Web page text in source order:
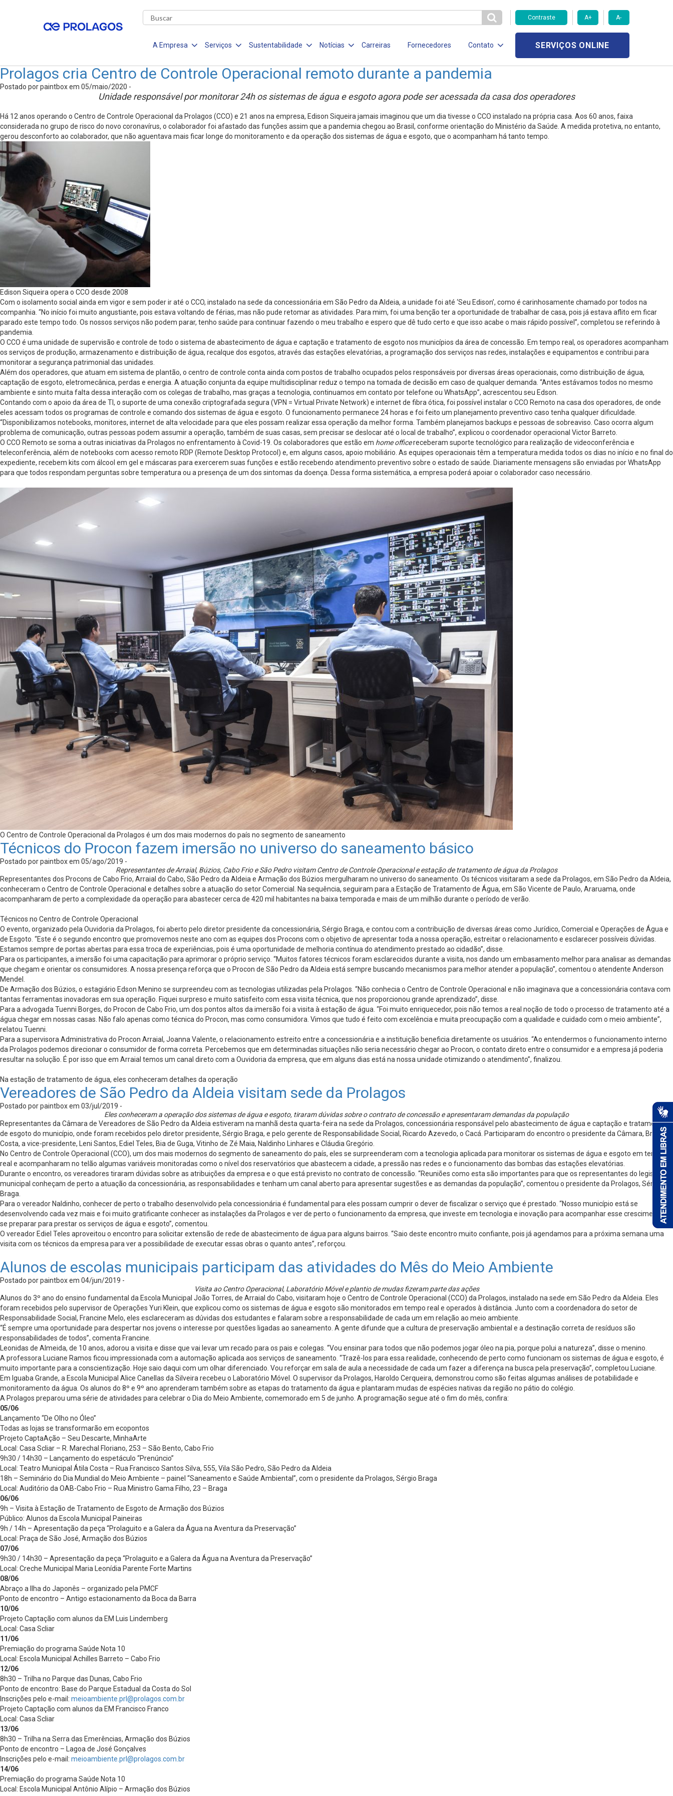
Contraste A+ A-
A Empresa Serviços Sustentabilidade Notícias Carreiras Fornecedores Contato SERVIÇOS ONLINE
Prolagos cria Centro de Controle Operacional remoto durante a pandemia
Postado por paintbox em 05/maio/2020 -
Unidade responsável por monitorar 24h os sistemas de água e esgoto agora pode ser acessada da casa dos operadores
Há 12 anos operando o Centro de Controle Operacional da Prolagos (CCO) e 21 anos na empresa, Edison Siqueira jamais imaginou que um dia tivesse o CCO instalado na própria casa. Aos 60 anos, faixa
considerada no grupo de risco do novo coronavírus, o colaborador foi afastado das funções assim que a pandemia chegou ao Brasil, conforme orientação do Ministério da Saúde. A medida protetiva, no entanto,
gerou desconforto ao colaborador, que não aguentava mais ficar longe do monitoramento e da operação dos sistemas de água e esgoto, que o acompanham há tanto tempo.
Edison Siqueira opera o CCO desde 2008
Com o isolamento social ainda em vigor e sem poder ir até o CCO, instalado na sede da concessionária em São Pedro da Aldeia, a unidade foi até ‘Seu Edison’, como é carinhosamente chamado por todos na
companhia. “No início foi muito angustiante, pois estava voltando de férias, mas não pude retomar as atividades. Para mim, foi uma benção ter a oportunidade de trabalhar de casa, pois já estava aflito em ficar
parado este tempo todo. Os nossos serviços não podem parar, tenho saúde para continuar fazendo o meu trabalho e espero que dê tudo certo e que isso acabe o mais rápido possível”, completou se referindo à
pandemia.
O CCO é uma unidade de supervisão e controle de todo o sistema de abastecimento de água e captação e tratamento de esgoto nos municípios da área de concessão. Em tempo real, os operadores acompanham
os serviços de produção, armazenamento e distribuição de água, recalque dos esgotos, através das estações elevatórias, a programação dos serviços nas redes, instalações e equipamentos e contribui para
monitorar a segurança patrimonial das unidades.
Além dos operadores, que atuam em sistema de plantão, o centro de controle conta ainda com postos de trabalho ocupados pelos responsáveis por diversas áreas operacionais, como distribuição de água,
captação de esgoto, eletromecânica, perdas e energia. A atuação conjunta da equipe multidisciplinar reduz o tempo na tomada de decisão em caso de qualquer demanda. “Antes estávamos todos no mesmo
ambiente e sinto muita falta dessa interação com os colegas de trabalho, mas graças a tecnologia, continuamos em contato por telefone ou WhatsApp”, acrescentou seu Edson.
Contando com o apoio da área de TI, o suporte de uma conexão criptografada segura (VPN = Virtual Private Network) e internet de fibra ótica, foi possível instalar o CCO Remoto na casa dos operadores, de onde
eles acessam todos os programas de controle e comando dos sistemas de água e esgoto. O funcionamento permanece 24 horas e foi feito um planejamento preventivo caso tenha qualquer dificuldade.
“Disponibilizamos notebooks, monitores, internet de alta velocidade para que eles possam realizar essa operação da melhor forma. Também planejamos backups e pessoas de sobreaviso. Caso ocorra algum
problema de comunicação, outras pessoas podem assumir a operação, também de suas casas, sem precisar se deslocar até o local de trabalho”, explicou o coordenador operacional Victor Barreto.
O CCO Remoto se soma a outras iniciativas da Prolagos no enfrentamento à Covid-19. Os colaboradores que estão em home officereceberam suporte tecnológico para realização de videoconferência e
teleconferência, além de notebooks com acesso remoto RDP (Remote Desktop Protocol) e, em alguns casos, apoio mobiliário. As equipes operacionais têm a temperatura medida todos os dias no início e no final do
expediente, recebem kits com álcool em gel e máscaras para exercerem suas funções e estão recebendo atendimento preventivo sobre o estado de saúde. Diariamente mensagens são enviadas por WhatsApp
para que todos respondam perguntas sobre temperatura ou a presença de um dos sintomas da doença. Dessa forma sistemática, a empresa poderá apoiar o colaborador caso necessário.
O Centro de Controle Operacional da Prolagos é um dos mais modernos do país no segmento de saneamento
Técnicos do Procon fazem imersão no universo do saneamento básico
Postado por paintbox em 05/ago/2019 -
Representantes de Arraial, Búzios, Cabo Frio e São Pedro visitam Centro de Controle Operacional e estação de tratamento de água da Prolagos
Representantes dos Procons de Cabo Frio, Arraial do Cabo, São Pedro da Aldeia e Armação dos Búzios mergulharam no universo do saneamento. Os técnicos visitaram a sede da Prolagos, em São Pedro da Aldeia,
conheceram o Centro de Controle Operacional e detalhes sobre a atuação do setor Comercial. Na sequência, seguiram para a Estação de Tratamento de Água, em São Vicente de Paulo, Araruama, onde
acompanharam de perto a complexidade da operação para abastecer cerca de 420 mil habitantes na baixa temporada e mais de um milhão durante o período de verão.
Técnicos no Centro de Controle Operacional
O evento, organizado pela Ouvidoria da Prolagos, foi aberto pelo diretor presidente da concessionária, Sérgio Braga, e contou com a contribuição de diversas áreas como Jurídico, Comercial e Operações de Água e
de Esgoto. “Este é o segundo encontro que promovemos neste ano com as equipes dos Procons com o objetivo de apresentar toda a nossa operação, estreitar o relacionamento e esclarecer possíveis dúvidas.
Estamos sempre de portas abertas para essa troca de experiências, pois é uma oportunidade de melhoria contínua do atendimento prestado ao cidadão”, disse.
Para os participantes, a imersão foi uma capacitação para aprimorar o próprio serviço. “Muitos fatores técnicos foram esclarecidos durante a visita, nos dando um embasamento melhor para analisar as demandas
que chegam e orientar os consumidores. A nossa presença reforça que o Procon de São Pedro da Aldeia está sempre buscando mecanismos para melhor atender a população”, comentou o atendente Anderson
Mendel.
De Armação dos Búzios, o estagiário Edson Menino se surpreendeu com as tecnologias utilizadas pela Prolagos. “Não conhecia o Centro de Controle Operacional e não imaginava que a concessionária contava com
tantas ferramentas inovadoras em sua operação. Fiquei surpreso e muito satisfeito com essa visita técnica, que nos proporcionou grande aprendizado”, disse.
Para a advogada Tuenni Borges, do Procon de Cabo Frio, um dos pontos altos da imersão foi a visita à estação de água. “Foi muito enriquecedor, pois não temos a real noção de todo o processo de tratamento até a
água chegar em nossas casas. Não falo apenas como técnica do Procon, mas como consumidora. Vimos que tudo é feito com excelência e muita preocupação com a qualidade e cuidado com o meio ambiente”,
relatou Tuenni.
Para a supervisora Administrativa do Procon Arraial, Joanna Valente, o relacionamento estreito entre a concessionária e a instituição beneficia diretamente os usuários. “Ao entendermos o funcionamento interno
da Prolagos podemos direcionar o consumidor de forma correta. Percebemos que em determinadas situações não seria necessário chegar ao Procon, o contato direto entre o consumidor e a empresa já poderia
resultar na solução. É por isso que em Arraial temos um canal direto com a Ouvidoria da empresa, que em alguns dias está na nossa unidade otimizando o atendimento”, finalizou.
Na estação de tratamento de água, eles conheceram detalhes da operação
Vereadores de São Pedro da Aldeia visitam sede da Prolagos
Postado por paintbox em 03/jul/2019 -
Eles conheceram a operação dos sistemas de água e esgoto, tiraram dúvidas sobre o contrato de concessão e apresentaram demandas da população
Representantes da Câmara de Vereadores de São Pedro da Aldeia estiveram na manhã desta quarta-feira na sede da Prolagos, concessionária responsável pelo abastecimento de água e captação e tratamento
de esgoto do município, onde foram recebidos pelo diretor presidente, Sérgio Braga, e pelo gerente de Responsabilidade Social, Ricardo Azevedo, o Cacá. Participaram do encontro o presidente da Câmara, Bruno
Costa, a vice-presidente, Leni Santos, Ediel Teles, Bia de Guga, Vitinho de Zé Maia, Naldinho Linhares e Cláudia Gregório.
No Centro de Controle Operacional (CCO), um dos mais modernos do segmento de saneamento do país, eles se surpreenderam com a tecnologia aplicada para monitorar os sistemas de água e esgoto em tempo
real e acompanharam no telão algumas variáveis monitoradas como o nível dos reservatórios que abastecem a cidade, a pressão nas redes e o funcionamento das bombas das estações elevatórias.
Durante o encontro, os vereadores tiraram dúvidas sobre as atribuições da empresa e o que está previsto no contrato de concessão. “Reuniões como esta são importantes para que os representantes do legislativo
municipal conheçam de perto a atuação da concessionária, as responsabilidades e tenham um canal aberto para apresentar sugestões e as demandas da população”, comentou o presidente da Prolagos, Sérgio
Braga.
Para o vereador Naldinho, conhecer de perto o trabalho desenvolvido pela concessionária é fundamental para eles possam cumprir o dever de fiscalizar o serviço que é prestado. “Nosso município está se
desenvolvendo cada vez mais e foi muito gratificante conhecer as instalações da Prolagos e ver de perto o funcionamento da empresa, que investe em tecnologia e inovação para acompanhar esse crescimento e
se preparar para prestar os serviços de água e esgoto”, comentou.
O vereador Ediel Teles aproveitou o encontro para solicitar extensão de rede de abastecimento de água para alguns bairros. “Saio deste encontro muito confiante, pois já agendamos para a próxima semana uma
visita com os técnicos da empresa para ver a possibilidade de executar essas obras o quanto antes”, reforçou.
Alunos de escolas municipais participam das atividades do Mês do Meio Ambiente
Postado por paintbox em 04/jun/2019 -
Visita ao Centro Operacional, Laboratório Móvel e plantio de mudas fizeram parte das ações
Alunos do 3º ano do ensino fundamental da Escola Municipal João Torres, de Arraial do Cabo, visitaram hoje o Centro de Controle Operacional (CCO) da Prolagos, instalado na sede em São Pedro da Aldeia. Eles
foram recebidos pelo supervisor de Operações Yuri Klein, que explicou como os sistemas de água e esgoto são monitorados em tempo real e operados à distância. Junto com a coordenadora do setor de
Responsabilidade Social, Francine Melo, eles esclareceram as dúvidas dos estudantes e falaram sobre a responsabilidade de cada um em relação ao meio ambiente.
“É sempre uma oportunidade para despertar nos jovens o interesse por questões ligadas ao saneamento. A gente difunde que a cultura de preservação ambiental e a destinação correta de resíduos são
responsabilidades de todos”, comenta Francine.
Leonidas de Almeida, de 10 anos, adorou a visita e disse que vai levar um recado para os pais e colegas. “Vou ensinar para todos que não podemos jogar óleo na pia, porque polui a natureza”, disse o menino.
A professora Luciane Ramos ficou impressionada com a automação aplicada aos serviços de saneamento. “Trazê-los para essa realidade, conhecendo de perto como funcionam os sistemas de água e esgoto, é
muito importante para a conscientização. Hoje saio daqui com um olhar diferenciado. Vou reforçar em sala de aula a necessidade de cada um fazer a diferença na busca pela preservação”, completou Luciane.
Em Iguaba Grande, a Escola Municipal Alice Canellas da Silveira recebeu o Laboratório Móvel. O supervisor da Prolagos, Haroldo Cerqueira, demonstrou como são feitas algumas análises de potabilidade e
monitoramento da água. Os alunos do 8º e 9º ano aprenderam também sobre as etapas do tratamento da água e plantaram mudas de espécies nativas da região no pátio do colégio.
A Prolagos preparou uma série de atividades para celebrar o Dia do Meio Ambiente, comemorado em 5 de junho. A programação segue até o fim do mês, confira:
05/06
Lançamento “De Olho no Óleo”
Todas as lojas se transformarão em ecopontos
Projeto CaptaAção – Seu Descarte, MinhaArte
Local: Casa Scliar – R. Marechal Floriano, 253 – São Bento, Cabo Frio
9h30 / 14h30 – Lançamento do espetáculo “Prenúncio”
Local: Teatro Municipal Átila Costa – Rua Francisco Santos Silva, 555, Vila São Pedro, São Pedro da Aldeia
18h – Seminário do Dia Mundial do Meio Ambiente – painel “Saneamento e Saúde Ambiental”, com o presidente da Prolagos, Sérgio Braga
Local: Auditório da OAB-Cabo Frio – Rua Ministro Gama Filho, 23 – Braga
06/06
9h – Visita à Estação de Tratamento de Esgoto de Armação dos Búzios
Público: Alunos da Escola Municipal Paineiras
9h / 14h – Apresentação da peça “Prolaguito e a Galera da Água na Aventura da Preservação”
Local: Praça de São José, Armação dos Búzios
07/06
9h30 / 14h30 – Apresentação da peça “Prolaguito e a Galera da Água na Aventura da Preservação”
Local: Creche Municipal Maria Leonídia Parente Forte Martins
08/06
Abraço a Ilha do Japonês – organizado pela PMCF
Ponto de encontro – Antigo estacionamento da Boca da Barra
10/06
Projeto Captação com alunos da EM Luis Lindemberg
Local: Casa Scliar
11/06
Premiação do programa Saúde Nota 10
Local: Escola Municipal Achilles Barreto – Cabo Frio
12/06
8h30 – Trilha no Parque das Dunas, Cabo Frio
Ponto de encontro: Base do Parque Estadual da Costa do Sol
Inscrições pelo e-mail: meioambiente.prl@prolagos.com.br
Projeto Captação com alunos da EM Francisco Franco
Local: Casa Scliar
13/06
8h30 – Trilha na Serra das Emerências, Armação dos Búzios
Ponto de encontro – Lagoa de José Gonçalves
Inscrições pelo e-mail: meioambiente.prl@prolagos.com.br
14/06
Premiação do programa Saúde Nota 10
Local: Escola Municipal Antônio Alípio – Armação dos Búzios